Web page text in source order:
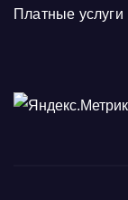
Платные услуги